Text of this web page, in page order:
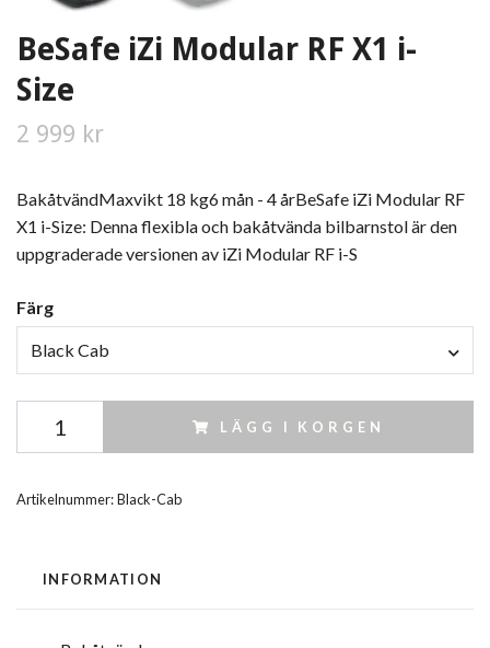
BeSafe iZi Modular RF X1 i-
Size
2 999 kr
BakåtvändMaxvikt 18 kg6 mån - 4 årBeSafe iZi Modular RF
X1 i-Size: Denna flexibla och bakåtvända bilbarnstol är den
uppgraderade versionen av iZi Modular RF i-S
Färg
Black Cab
LÄGG I KORGEN
Artikelnummer:Black-Cab
INFORMATION